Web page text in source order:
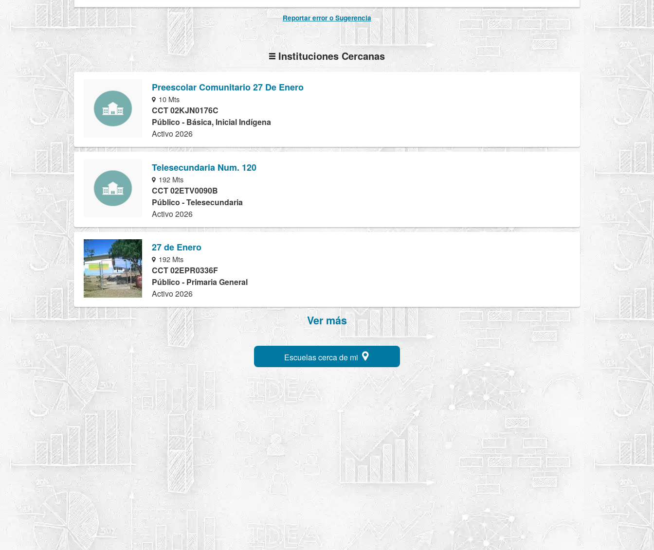
Reportar error o Sugerencia
Instituciones Cercanas
Preescolar Comunitario 27 De Enero
10 Mts
CCT 02KJN0176C
Público - Básica, Inicial Indígena
Activo 2026
Telesecundaria Num. 120
192 Mts
CCT 02ETV0090B
Público - Telesecundaria
Activo 2026
27 de Enero
192 Mts
CCT 02EPR0336F
Público - Primaria General
Activo 2026
Ver más
Escuelas cerca de mi